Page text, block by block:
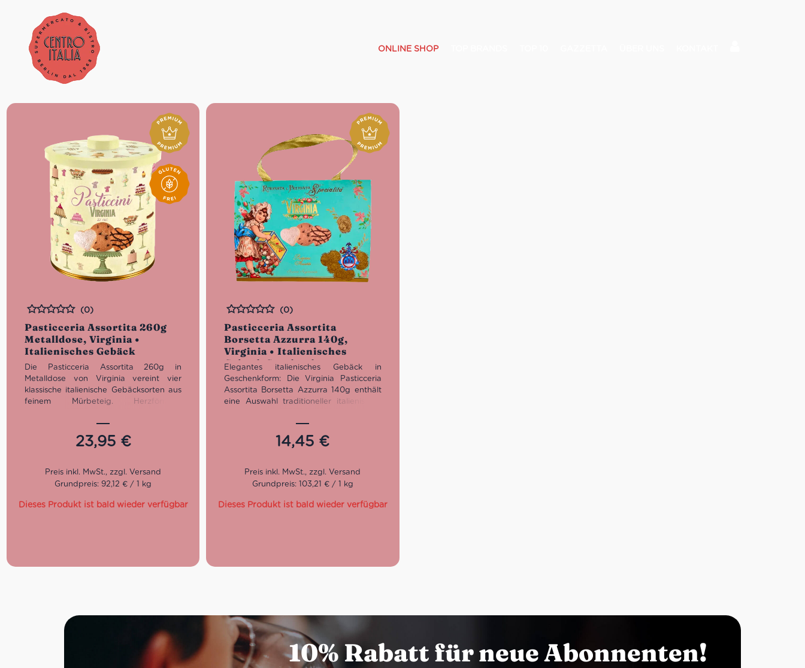
ONLINE SHOP
Pasticceria Assortita 260g
Metalldose, Virginia •
Italienisches Gebäck
Bewertet
(0)
Die Pasticceria Assortita 260g in
Metalldose von Virginia vereint vier
klassische italienische Gebäcksorten aus
feinem Mürbeteig. Herzförmige
Haselnuss-Canestrini und Chocolate-
Chip-Kekse – einzeln verpackt und
stilvoll präsentiert in einer luftdichten
23,95 €
Grundpreis: 92,12 € / 1 kg
Dieses Produkt ist bald wieder verfügbar
Pasticceria Assortita
Borsetta Azzurra 140g,
Virginia • Italienisches
Gebäck Geschenk
Bewertet
(0)
Elegantes italienisches Gebäck in
Geschenkform: Die Virginia Pasticceria
Assortita Borsetta Azzurra 140g enthält
eine Auswahl traditioneller italienischer
verpackt und stilvoll präsentiert in einer
dekorativen hellblauen Geschenk-
14,45 €
Grundpreis: 103,21 € / 1 kg
Dieses Produkt ist bald wieder verfügbar
10% Rabatt für neue Abonnenten!